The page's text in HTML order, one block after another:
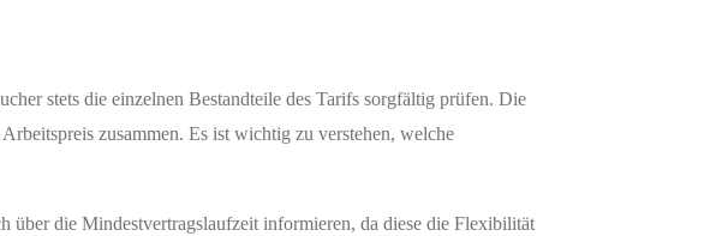
stets die einzelnen Bestandteile des Tarifs sorgfältig prüfen. Die
zusammen. Es ist wichtig zu verstehen, welche
über die Mindestvertragslaufzeit informieren, da diese die Flexibilität